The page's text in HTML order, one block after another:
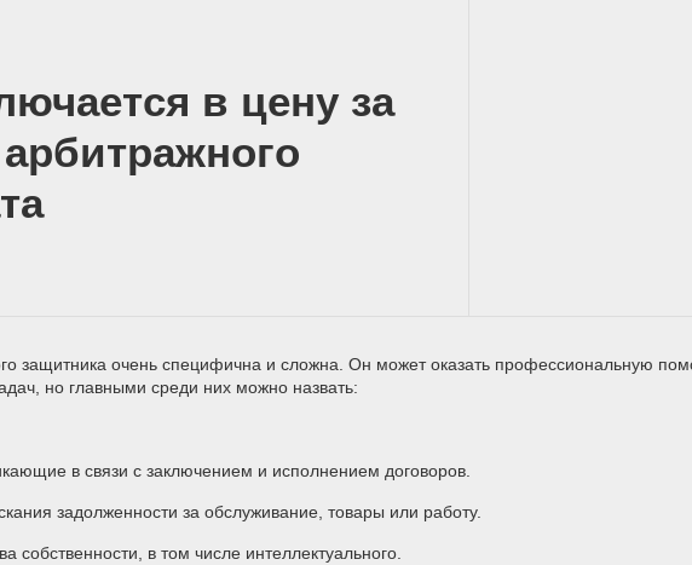
в цену за
защитника очень специфична и сложна. Он может оказать профессиональную
но главными среди них можно назвать:
в связи с заключением и исполнением договоров.
задолженности за обслуживание, товары или работу.
собственности, в том числе интеллектуального.